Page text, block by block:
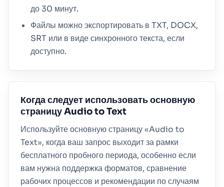
до 30 минут.
Файлы можно экспортировать в TXT, DOCX,
SRT или в виде синхронного текста, если
доступно.
Когда следует использовать основную
страницу Audio to Text
Используйте основную страницу «Audio to
Text», когда ваш запрос выходит за рамки
бесплатного пробного периода, особенно если
вам нужна поддержка форматов, сравнение
рабочих процессов и рекомендации по случаям